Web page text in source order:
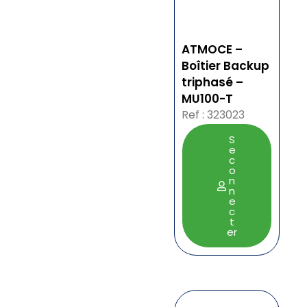
ATMOCE –
Boîtier Backup
triphasé –
MU100-T
Ref : 323023
S
e
c
o
n
n
e
c
t
er